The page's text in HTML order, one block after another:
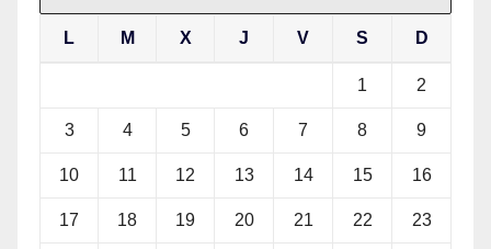
L M X J V S D
1 2
3 4 5 6 7 8 9
10 11 12 13 14 15 16
17 18 19 20 21 22 23